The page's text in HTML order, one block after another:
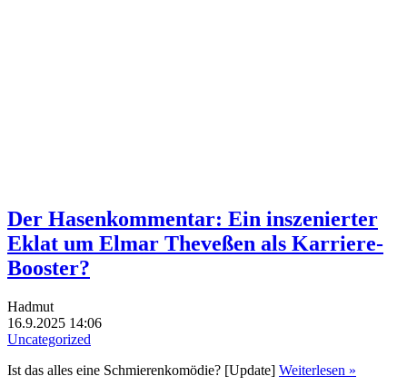
Der Hasenkommentar: Ein inszenierter
Eklat um Elmar Theveßen als Karriere-
Booster?
Hadmut
16.9.2025 14:06
Uncategorized
Ist das alles eine Schmierenkomödie? [Update] Weiterlesen »